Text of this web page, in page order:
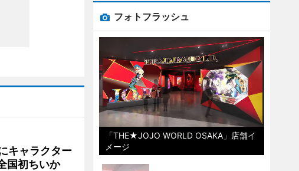
キャラクター
国初ちいか
フォトフラッシュ
「THE★JOJO WORLD OSAKA」店舗イ
メージ